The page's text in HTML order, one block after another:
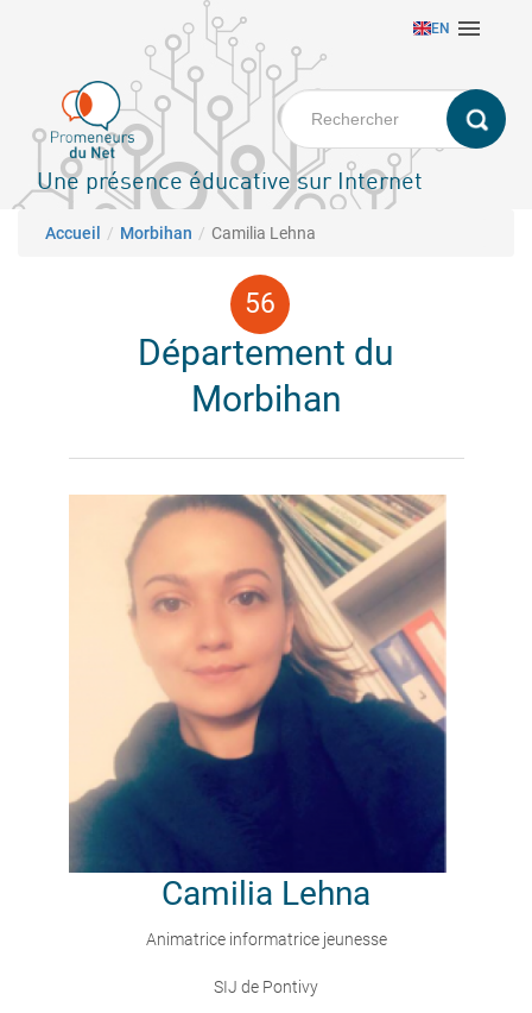
principal
EN 
Une présence éducative sur Internet
Fil d'Ariane
Accueil Morbihan Camilia Lehna
Département du
Morbihan
Camilia Lehna
Animatrice informatrice jeunesse
SIJ de Pontivy